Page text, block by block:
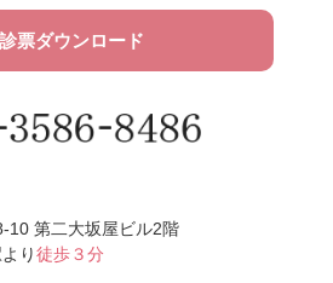
票ダウンロード
10 第二大坂屋ビル2階
り徒歩３分